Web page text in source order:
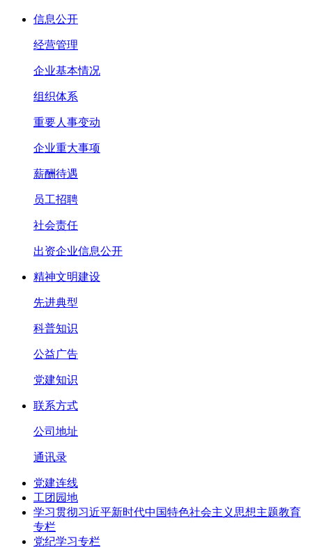
信息公开
经营管理
企业基本情况
组织体系
重要人事变动
企业重大事项
薪酬待遇
员工招聘
社会责任
出资企业信息公开
精神文明建设
先进典型
科普知识
公益广告
党建知识
联系方式
公司地址
通讯录
党建连线
工团园地
学习贯彻习近平新时代中国特色社会主义思想主题教育
专栏
党纪学习专栏